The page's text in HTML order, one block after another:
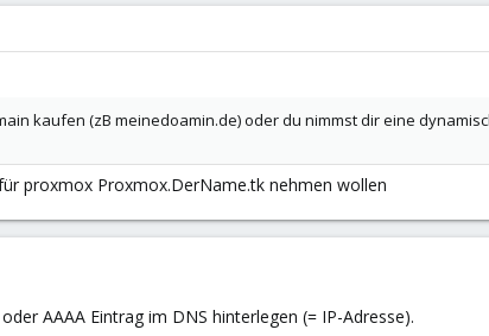
kaufen (zB meinedoamin.de) oder du nimmst dir eine
proxmox Proxmox.DerName.tk nehmen wollen
AAAA Eintrag im DNS hinterlegen (= IP-Adresse).